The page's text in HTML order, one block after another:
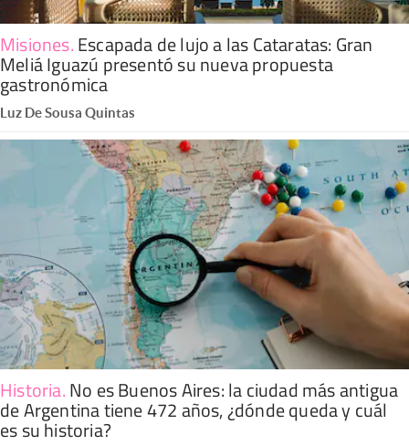
Misiones.Escapada de lujo a las Cataratas: Gran
Meliá Iguazú presentó su nueva propuesta
gastronómica
Luz De Sousa Quintas
Historia.No es Buenos Aires: la ciudad más antigua
de Argentina tiene 472 años, ¿dónde queda y cuál
es su historia?